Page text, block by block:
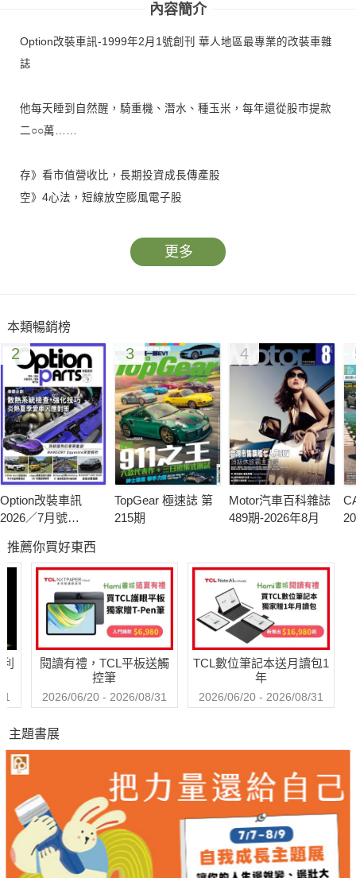
內容簡介
Option改裝車訊-1999年2月1號創刊 華人地區最專業的改裝車雜
誌
他每天睡到自然醒，騎重機、潛水、種玉米，每年還從股市提款
二○○萬……
存》看市值營收比，長期投資成長傳產股
空》4心法，短線放空膨風電子股
更多
本類暢銷榜
2
Option改裝車訊
2026／7月號
3
TopGear 極速誌 第
215期
4
Motor汽車百科雜誌
489期-2026年8月
推薦你買好東西
閱讀有禮，TCL平板送觸
控筆
2026/06/20 - 2026/08/31
TCL數位筆記本送月讀包1
年
2026/06/20 - 2026/08/31
主題書展